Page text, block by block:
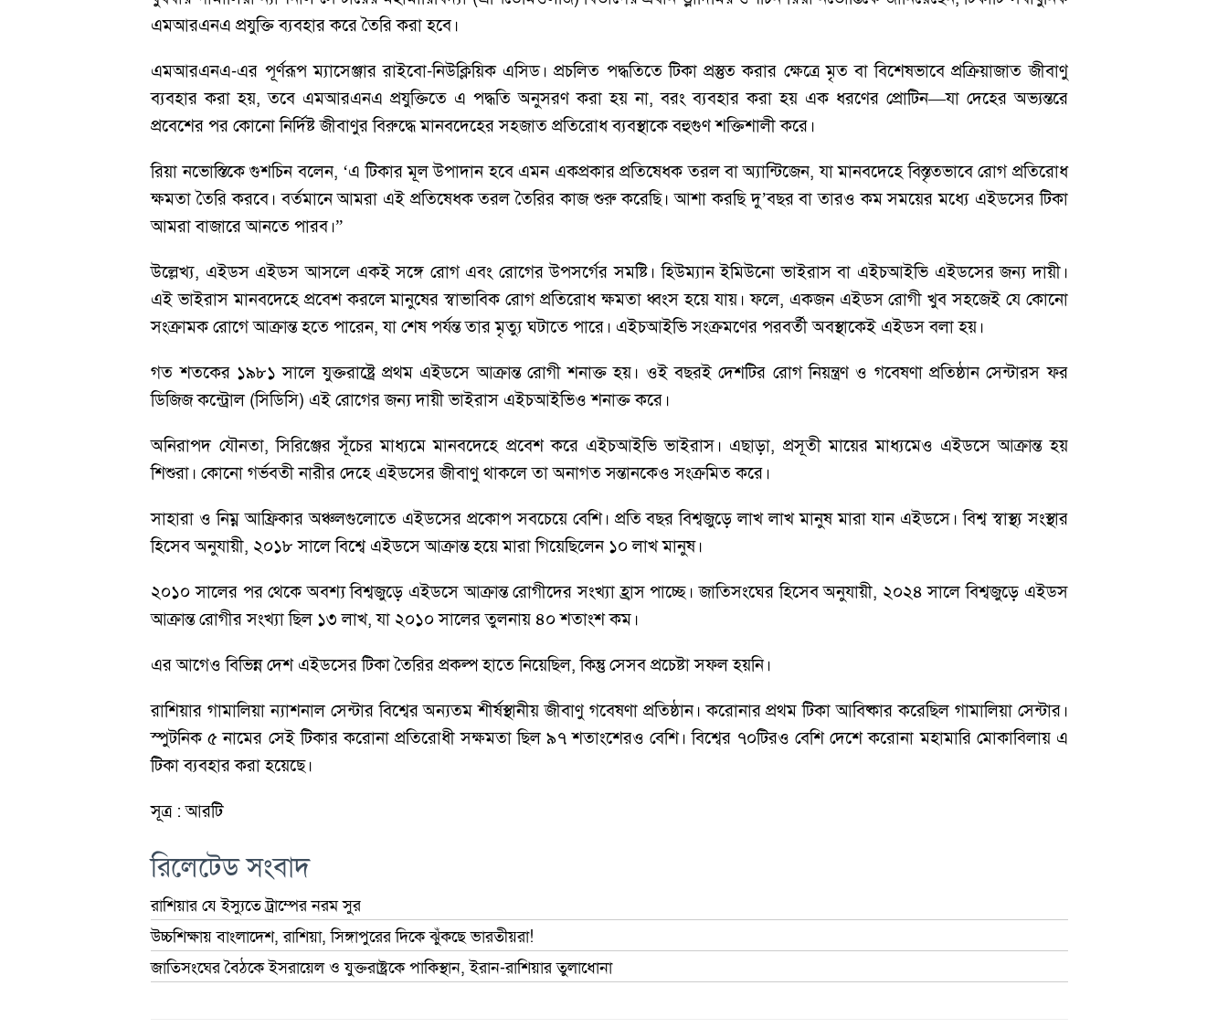
এমআরএনএ প্রযুক্তি ব্যবহার করে তৈরি করা হবে।
এমআরএনএ-এর পূর্ণরূপ ম্যাসেঞ্জার রাইবো-নিউক্লিয়িক এসিড। প্রচলিত পদ্ধতিতে টিকা প্রস্তুত করার ক্ষেত্রে মৃত বা বিশেষভাবে প্রক্রিয়াজাত জীবাণু
ব্যবহার করা হয়, তবে এমআরএনএ প্রযুক্তিতে এ পদ্ধতি অনুসরণ করা হয় না, বরং ব্যবহার করা হয় এক ধরণের প্রোটিন—যা দেহের অভ্যন্তরে
প্রবেশের পর কোনো নির্দিষ্ট জীবাণুর বিরুদ্ধে মানবদেহের সহজাত প্রতিরোধ ব্যবস্থাকে বহুগুণ শক্তিশালী করে।
রিয়া নভোস্তিকে গুশচিন বলেন, ‘এ টিকার মূল উপাদান হবে এমন একপ্রকার প্রতিষেধক তরল বা অ্যান্টিজেন, যা মানবদেহে বিস্তৃতভাবে রোগ প্রতিরোধ
ক্ষমতা তৈরি করবে। বর্তমানে আমরা এই প্রতিষেধক তরল তৈরির কাজ শুরু করেছি। আশা করছি দু’বছর বা তারও কম সময়ের মধ্যে এইডসের টিকা
আমরা বাজারে আনতে পারব।”
উল্লেখ্য, এইডস এইডস আসলে একই সঙ্গে রোগ এবং রোগের উপসর্গের সমষ্টি। হিউম্যান ইমিউনো ভাইরাস বা এইচআইভি এইডসের জন্য দায়ী।
এই ভাইরাস মানবদেহে প্রবেশ করলে মানুষের স্বাভাবিক রোগ প্রতিরোধ ক্ষমতা ধ্বংস হয়ে যায়। ফলে, একজন এইডস রোগী খুব সহজেই যে কোনো
সংক্রামক রোগে আক্রান্ত হতে পারেন, যা শেষ পর্যন্ত তার মৃত্যু ঘটাতে পারে। এইচআইভি সংক্রমণের পরবর্তী অবস্থাকেই এইডস বলা হয়।
গত শতকের ১৯৮১ সালে যুক্তরাষ্ট্রে প্রথম এইডসে আক্রান্ত রোগী শনাক্ত হয়। ওই বছরই দেশটির রোগ নিয়ন্ত্রণ ও গবেষণা প্রতিষ্ঠান সেন্টারস ফর
ডিজিজ কন্ট্রোল (সিডিসি) এই রোগের জন্য দায়ী ভাইরাস এইচআইভিও শনাক্ত করে।
অনিরাপদ যৌনতা, সিরিঞ্জের সূঁচের মাধ্যমে মানবদেহে প্রবেশ করে এইচআইভি ভাইরাস। এছাড়া, প্রসূতী মায়ের মাধ্যমেও এইডসে আক্রান্ত হয়
শিশুরা। কোনো গর্ভবতী নারীর দেহে এইডসের জীবাণু থাকলে তা অনাগত সন্তানকেও সংক্রমিত করে।
সাহারা ও নিম্ন আফ্রিকার অঞ্চলগুলোতে এইডসের প্রকোপ সবচেয়ে বেশি। প্রতি বছর বিশ্বজুড়ে লাখ লাখ মানুষ মারা যান এইডসে। বিশ্ব স্বাস্থ্য সংস্থার
হিসেব অনুযায়ী, ২০১৮ সালে বিশ্বে এইডসে আক্রান্ত হয়ে মারা গিয়েছিলেন ১০ লাখ মানুষ।
২০১০ সালের পর থেকে অবশ্য বিশ্বজুড়ে এইডসে আক্রান্ত রোগীদের সংখ্যা হ্রাস পাচ্ছে। জাতিসংঘের হিসেব অনুযায়ী, ২০২৪ সালে বিশ্বজুড়ে এইডস
আক্রান্ত রোগীর সংখ্যা ছিল ১৩ লাখ, যা ২০১০ সালের তুলনায় ৪০ শতাংশ কম।
এর আগেও বিভিন্ন দেশ এইডসের টিকা তৈরির প্রকল্প হাতে নিয়েছিল, কিন্তু সেসব প্রচেষ্টা সফল হয়নি।
রাশিয়ার গামালিয়া ন্যাশনাল সেন্টার বিশ্বের অন্যতম শীর্ষস্থানীয় জীবাণু গবেষণা প্রতিষ্ঠান। করোনার প্রথম টিকা আবিষ্কার করেছিল গামালিয়া সেন্টার।
স্পুটনিক ৫ নামের সেই টিকার করোনা প্রতিরোধী সক্ষমতা ছিল ৯৭ শতাংশেরও বেশি। বিশ্বের ৭০টিরও বেশি দেশে করোনা মহামারি মোকাবিলায় এ
টিকা ব্যবহার করা হয়েছে।
সূত্র : আরটি
রিলেটেড সংবাদ
রাশিয়ার যে ইস্যুতে ট্রাম্পের নরম সুর
উচ্চশিক্ষায় বাংলাদেশ, রাশিয়া, সিঙ্গাপুরের দিকে ঝুঁকছে ভারতীয়রা!
জাতিসংঘের বৈঠকে ইসরায়েল ও যুক্তরাষ্ট্রকে পাকিস্থান, ইরান-রাশিয়ার তুলাধোনা